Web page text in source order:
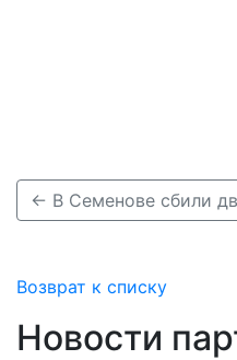
Возврат к списку
Новости